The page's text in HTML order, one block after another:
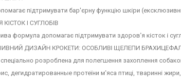
підтримувати бар'єрну функцію шкіри
І СУГЛОБІВ
формула допомагає підтримувати здоров'я кісток і
ДИЗАЙН КРОКЕТИ: ОСОБЛИВІ ЩЕЛЕПИ
розроблена для полегшення захоплення
дегидратированные протеїни м'яса птиці, тваринні жири,